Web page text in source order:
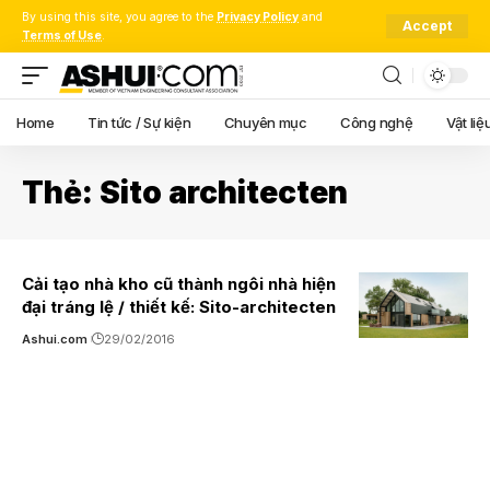
By using this site, you agree to the Privacy Policy and
Terms of Use.
Accept
Home Tin tức / Sự kiện Chuyên mục Công nghệ Vật
Thẻ: Sito architecten
Cải tạo nhà kho cũ thành ngôi nhà hiện
đại tráng lệ / thiết kế: Sito-architecten
Ashui.com 29/02/2016